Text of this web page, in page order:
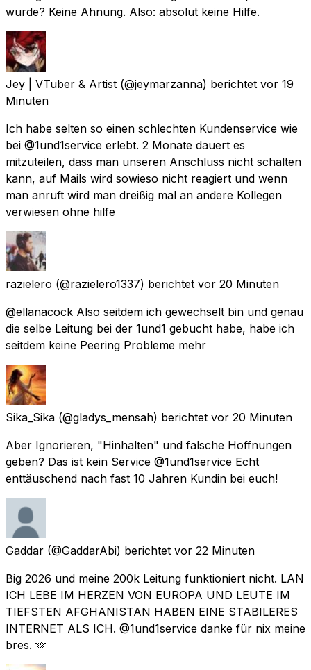
wurde? Keine Ahnung. Also: absolut keine Hilfe.
Jey | VTuber & Artist (@jeymarzanna) berichtet vor 19
Minuten
Ich habe selten so einen schlechten Kundenservice wie
bei @1und1service erlebt. 2 Monate dauert es
mitzuteilen, dass man unseren Anschluss nicht schalten
kann, auf Mails wird sowieso nicht reagiert und wenn
man anruft wird man dreißig mal an andere Kollegen
verwiesen ohne hilfe
razielero (@razielero1337) berichtet vor 20 Minuten
@ellanacock Also seitdem ich gewechselt bin und genau
die selbe Leitung bei der 1und1 gebucht habe, habe ich
seitdem keine Peering Probleme mehr
Sika_Sika (@gladys_mensah) berichtet vor 20 Minuten
Aber Ignorieren, "Hinhalten" und falsche Hoffnungen
geben? Das ist kein Service @1und1service Echt
enttäuschend nach fast 10 Jahren Kundin bei euch!
Gaddar (@GaddarAbi) berichtet vor 22 Minuten
Big 2026 und meine 200k Leitung funktioniert nicht. LAN
ICH LEBE IM HERZEN VON EUROPA UND LEUTE IM
TIEFSTEN AFGHANISTAN HABEN EINE STABILERES
INTERNET ALS ICH. @1und1service danke für nix meine
bres. 🫶